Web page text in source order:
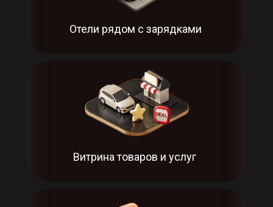
Витрина товаров и услуг
Отели рядом с зарядками